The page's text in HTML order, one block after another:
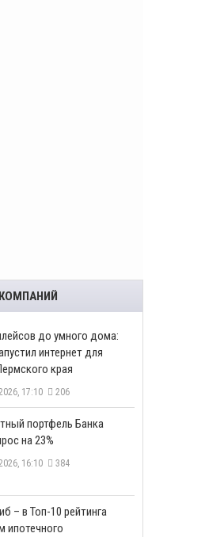
до умного дома:
интернет для
края
17:10 206
портфель Банка
на 23%
16:10 384
– в Топ-10 рейтинга
ипотечного